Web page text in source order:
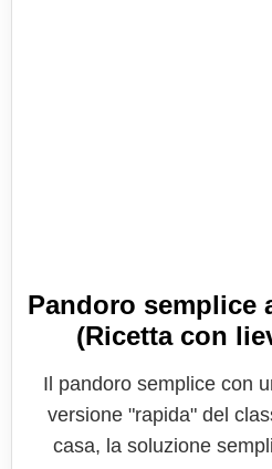
Pandoro semplice
(Ricetta con
Il pandoro semplice con
versione "rapida" del
casa, la soluzione